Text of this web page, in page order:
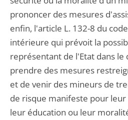
prononcer des mesures
enfin, l'article L. 132-8 du
intérieure qui prévoit la
représentant de l'Etat dans
prendre des mesures
et de venir des mineurs de
de risque manifeste pour
leur éducation ou leur